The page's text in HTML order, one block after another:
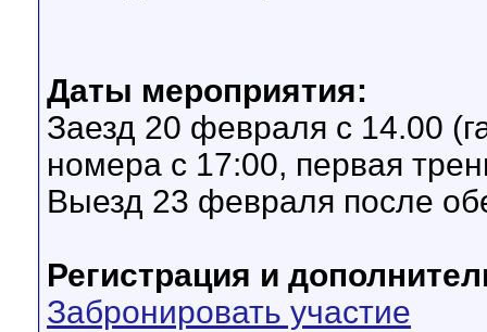
Даты мероприятия:
Заезд 20 февраля с 14.00
номера с 17:00, первая
Выезд 23 февраля после
Регистрация и
Забронировать участие